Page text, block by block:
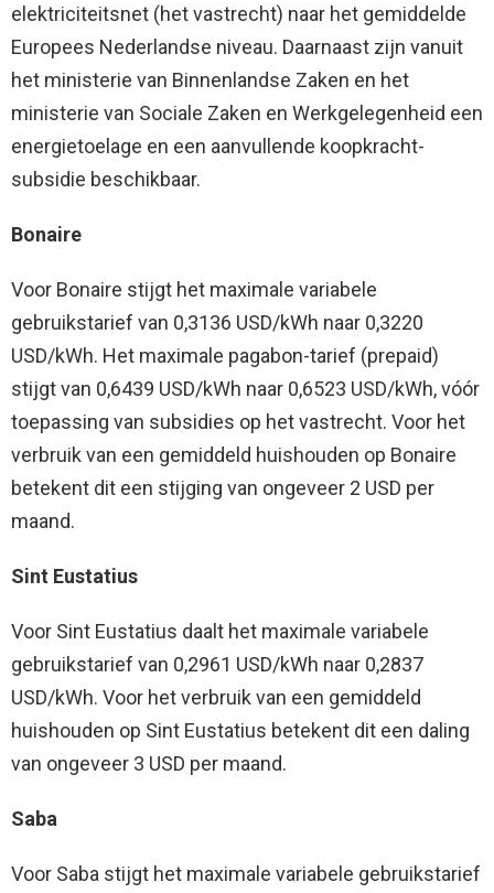
elektriciteitsnet (het vastrecht) naar het gemiddelde
Europees Nederlandse niveau. Daarnaast zijn vanuit
het ministerie van Binnenlandse Zaken en het
ministerie van Sociale Zaken en Werkgelegenheid een
energietoelage en een aanvullende koopkracht-
subsidie beschikbaar.
Bonaire
Voor Bonaire stijgt het maximale variabele
gebruikstarief van 0,3136 USD/kWh naar 0,3220
USD/kWh. Het maximale pagabon-tarief (prepaid)
stijgt van 0,6439 USD/kWh naar 0,6523 USD/kWh, vóór
toepassing van subsidies op het vastrecht. Voor het
verbruik van een gemiddeld huishouden op Bonaire
betekent dit een stijging van ongeveer 2 USD per
maand.
Sint Eustatius
Voor Sint Eustatius daalt het maximale variabele
gebruikstarief van 0,2961 USD/kWh naar 0,2837
USD/kWh. Voor het verbruik van een gemiddeld
huishouden op Sint Eustatius betekent dit een daling
van ongeveer 3 USD per maand.
Saba
Voor Saba stijgt het maximale variabele gebruikstarief